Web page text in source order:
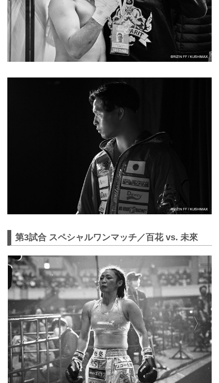
第3試合 スペシャルワンマッチ／百花 vs. 未來